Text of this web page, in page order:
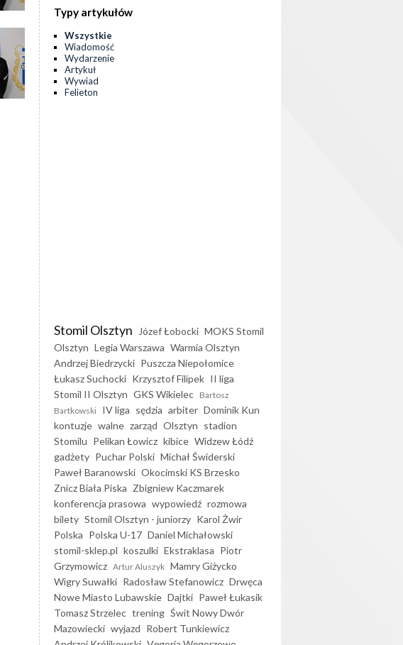
Typy artykułów
Wszystkie
Wiadomość
Wydarzenie
Artykuł
Wywiad
Felieton
Stomil Olsztyn Józef Łobocki MOKS Stomil
Olsztyn Legia Warszawa Warmia Olsztyn
Andrzej Biedrzycki Puszcza Niepołomice
Łukasz Suchocki Krzysztof Filipek II liga
Stomil II Olsztyn GKS Wikielec Bartosz
Bartkowski IV liga sędzia arbiter Dominik Kun
kontuzje walne zarząd Olsztyn stadion
Stomilu Pelikan Łowicz kibice Widzew Łódź
gadżety Puchar Polski Michał Świderski
Paweł Baranowski Okocimski KS Brzesko
Znicz Biała Piska Zbigniew Kaczmarek
konferencja prasowa wypowiedź rozmowa
bilety Stomil Olsztyn - juniorzy Karol Żwir
Polska Polska U-17 Daniel Michałowski
stomil-sklep.pl koszulki Ekstraklasa Piotr
Grzymowicz Artur Aluszyk Mamry Giżycko
Wigry Suwałki Radosław Stefanowicz Drwęca
Nowe Miasto Lubawskie Dajtki Paweł Łukasik
Tomasz Strzelec trening Świt Nowy Dwór
Mazowiecki wyjazd Robert Tunkiewicz